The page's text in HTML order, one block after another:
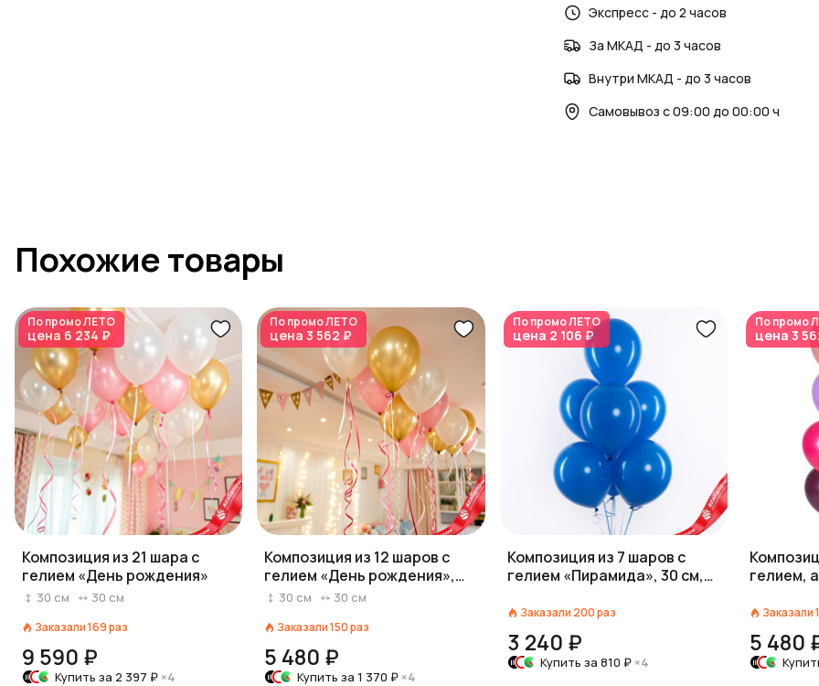
Экспресс - до 2 часов
За МКАД - до 3 часов
Внутри МКАД - до 3 часов
Самовывоз с 09:00 до 00:00 ч
Похожие товары
По промоЛЕТО
цена 6 234 ₽
Композиция из 21 шара с
гелием «День рождения»
30 см 30 см
Заказали169раз
9 590 ₽
Купить за 2 397 ₽ ×4
По промоЛЕТО
цена3 562 ₽
Композиция из 12 шаров с
гелием «День рождения»,
вар. 1
30 см 30 см
Заказали150раз
5 480 ₽
Купить за1 370 ₽ ×4
По промоЛЕТО
цена 2 106 ₽
Композиция из 7 шаров с
гелием «Пирамида», 30 см,
Заказали 200раз
3 240 ₽
Купить за 810 ₽ ×4
По промо
цена3
гелием,
Заказали
5 480